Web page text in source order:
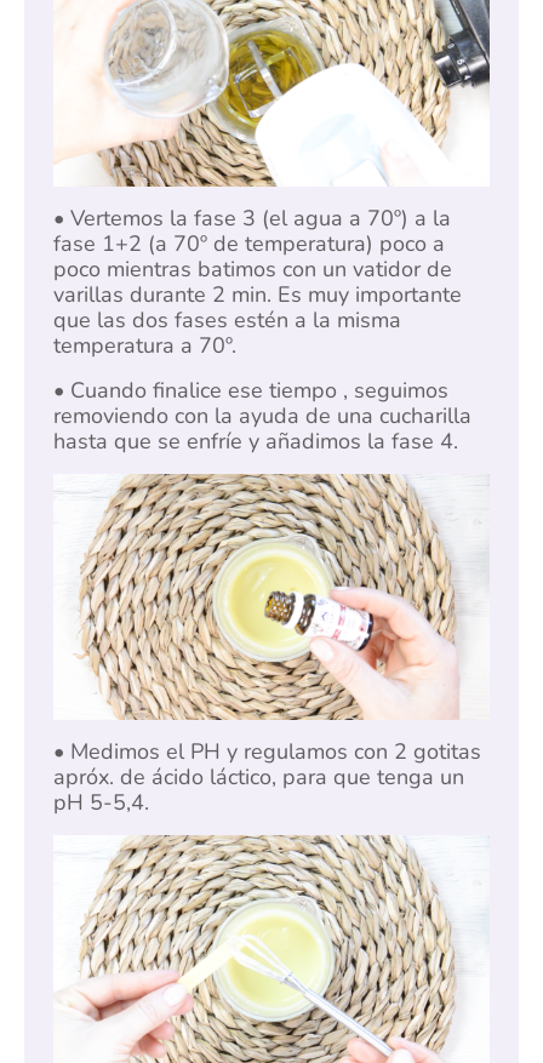
• Vertemos la fase 3 (el agua a 70º) a la
fase 1+2 (a 70º de temperatura) poco a
poco mientras batimos con un vatidor de
varillas durante 2 min. Es muy importante
que las dos fases estén a la misma
temperatura a 70º.
• Cuando finalice ese tiempo , seguimos
removiendo con la ayuda de una cucharilla
hasta que se enfríe y añadimos la fase 4.
• Medimos el PH y regulamos con 2 gotitas
apróx. de ácido láctico, para que tenga un
pH 5-5,4.